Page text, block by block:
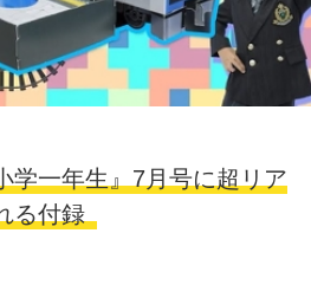
学一年生』7月号に超リア
る付録